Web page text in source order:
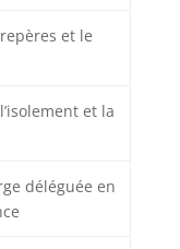
et le
et la
déléguée en